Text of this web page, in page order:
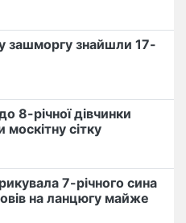
зашморгу знайшли 17-
8-річної дівчинки
москітну сітку
7-річного сина
на ланцюгу майже